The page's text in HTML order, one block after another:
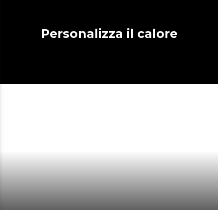
Personalizza il calore